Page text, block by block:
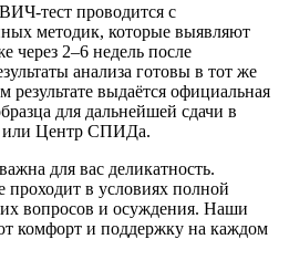
тест проводится с
методик, которые выявляют
через 2–6 недель после
анализа готовы в тот же
результате выдаётся официальная
для дальнейшей сдачи в
или Центр СПИДа.
для вас деликатность.
проходит в условиях полной
вопросов и осуждения. Наши
комфорт и поддержку на каждом